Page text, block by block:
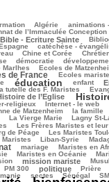
Algérie animations
de l’Immaculée Conception
Bible - Ecriture Sainte
catéchèse -
Chine et Corée
démocratie
Marlhes
Ecoles de
de France Ecoles
éducation enfant
tutelle des F. Maristes
de l’Eglise
religieux Internet - le web
de Matzenheim
la famille
La Vierge Marie Lagny St-
Les Frères Maristes et
de Péage
Les Maristes
Maristes
Liban-Syrie
mariage Maristes en
Maristes en Océanie
mission mariste
PM 300 politique Prière
sectes Sénégal